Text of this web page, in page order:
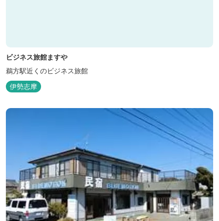
ビジネス旅館ますや
鵜方駅近くのビジネス旅館
伊勢志摩